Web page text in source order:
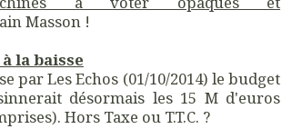
Masson !
la baisse
par Les Echos (01/10/2014) le budget
désormais les 15 M d'euros
Hors Taxe ou T.T.C. ?